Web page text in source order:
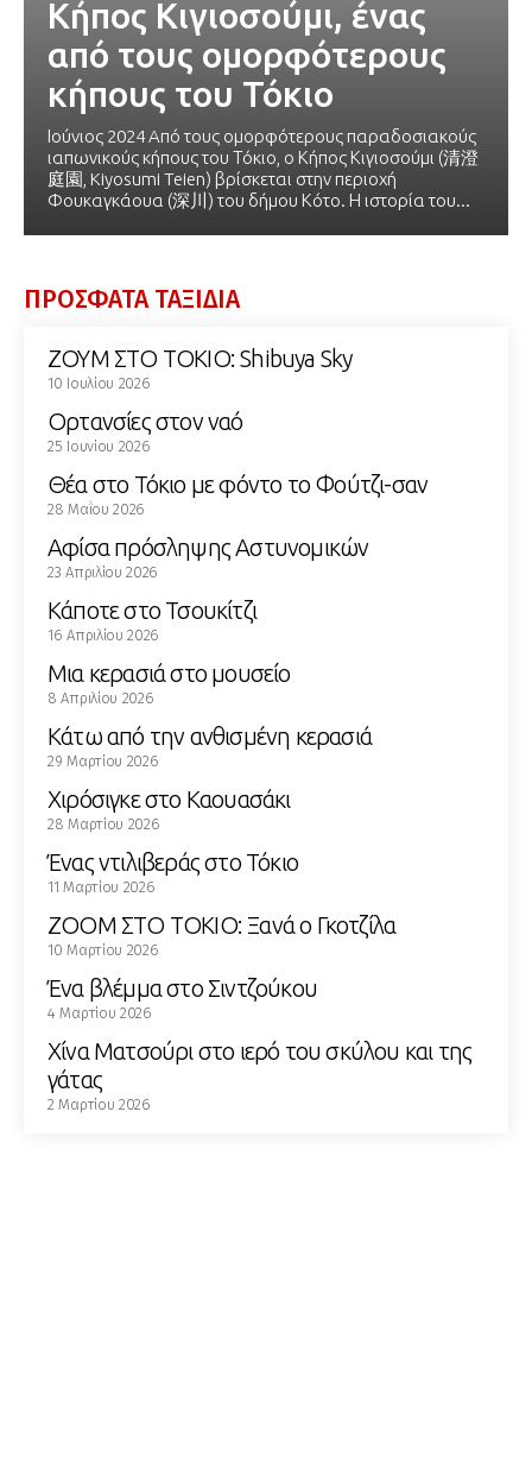
Κήπος Κιγιοσούμι, ένας
από τους ομορφότερους
κήπους του Τόκιο
Ιούνιος 2024 Aπό τους ομορφότερους παραδοσιακούς
ιαπωνικούς κήπους του Τόκιο, o Κήπος Κιγιοσούμι (清澄
庭園, Kiyosumi Teien) βρίσκεται στην περιοχή
Φουκαγκάουα (深川) του δήμου Κότο. Η ιστορία του...
ΠΡΟΣΦΑΤΑ ΤΑΞΙΔΙΑ
ΖΟΥΜ ΣΤΟ ΤΟΚΙΟ: Shibuya Sky
10 Ιουλίου 2026
Ορτανσίες στον ναό
25 Ιουνίου 2026
Θέα στο Τόκιο με φόντο το Φούτζι-σαν
28 Μαΐου 2026
Αφίσα πρόσληψης Αστυνομικών
23 Απριλίου 2026
Κάποτε στο Τσουκίτζι
16 Απριλίου 2026
Μια κερασιά στο μουσείο
8 Απριλίου 2026
Κάτω από την ανθισμένη κερασιά
29 Μαρτίου 2026
Χιρόσιγκε στο Καουασάκι
28 Μαρτίου 2026
Ένας ντιλιβεράς στο Τόκιο
11 Μαρτίου 2026
ZOOM ΣΤΟ ΤΟΚΙΟ: Ξανά ο Γκοτζίλα
10 Μαρτίου 2026
Ένα βλέμμα στο Σιντζούκου
4 Μαρτίου 2026
Χίνα Ματσούρι στο ιερό του σκύλου και της
γάτας
2 Μαρτίου 2026